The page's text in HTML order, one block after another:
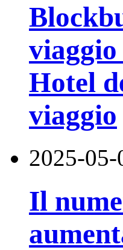
Hotel
viaggio
2025-05-
Il